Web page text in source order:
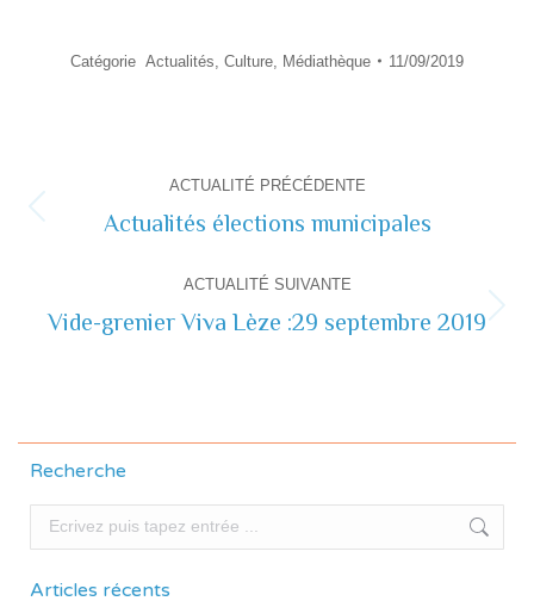
Catégorie Actualités Culture Médiathèque 11/09/2019
de
commentaire
ACTUALITÉ PRÉCÉDENTE
Actualité
Actualités élections municipales
ACTUALITÉ SUIVANTE
Actualité
Vide-grenier Viva Lèze :29 septembre 2019
Recherche
Recherche
Articles récents